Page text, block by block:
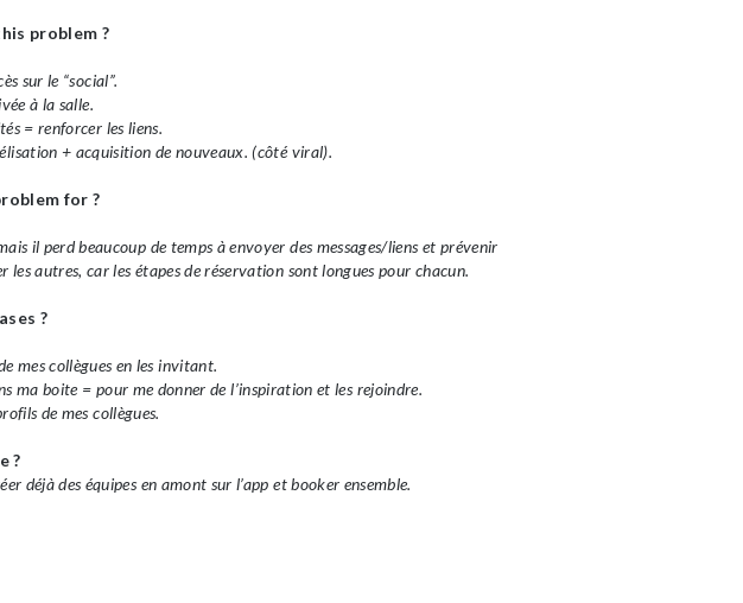
problem ?
sur le “social”.
à la salle.
= renforcer les liens.
+ acquisition de nouveaux. (côté viral).
for ?
il perd beaucoup de temps à envoyer des messages/liens et prévenir
autres, car les étapes de réservation sont longues pour chacun.
?
mes collègues en les invitant.
ma boite = pour me donner de l’inspiration et les rejoindre.
de mes collègues.
?
déjà des équipes en amont sur l’app et booker ensemble.